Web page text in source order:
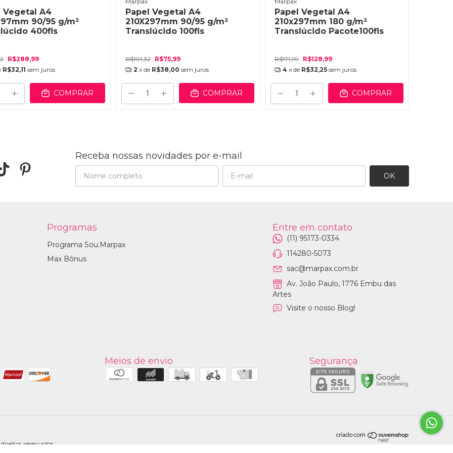
Vegetal A4
90/95 g/m²
400fls
R$288,99
R$32,11 sem juros
COMPRAR
Papel Vegetal A4
210X297mm 90/95 g/m²
Translúcido 100fls
R$101,32 R$75,99
2 x de R$38,00 sem juros
COMPRAR
Papel Vegetal A4
210x297mm 180 g/m²
Translúcido Pacote100fls
R$171,99 R$128,99
4 x de R$32,25 sem juros
COMPRAR
Receba nossas novidades por e-mail
Programas
Programa Sou.Marpax
Max Bônus
Entre em contato
(11) 95173-0334
114280-5073
sac@marpax.com.br
Av. João Paulo, 1776 Embu das
Artes
Visite o nosso Blog!
Meios de envio Segurança
reservados.